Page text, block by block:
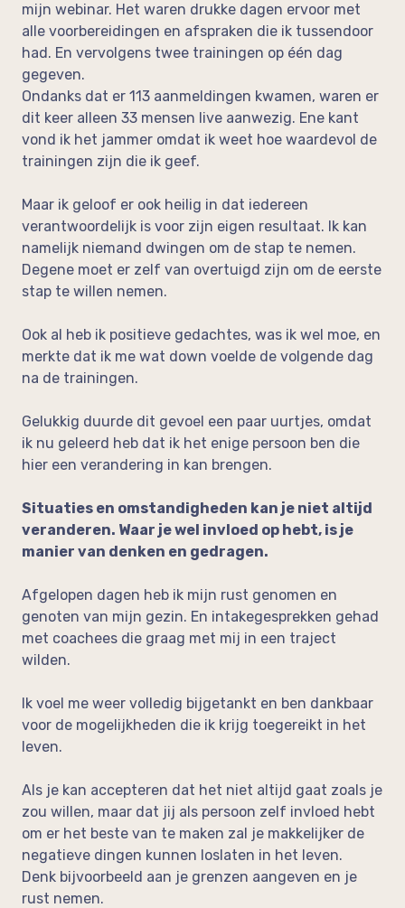
mijn webinar. Het waren drukke dagen ervoor met
alle voorbereidingen en afspraken die ik tussendoor
had. En vervolgens twee trainingen op één dag
gegeven.
Ondanks dat er 113 aanmeldingen kwamen, waren er
dit keer alleen 33 mensen live aanwezig. Ene kant
vond ik het jammer omdat ik weet hoe waardevol de
trainingen zijn die ik geef.
Maar ik geloof er ook heilig in dat iedereen
verantwoordelijk is voor zijn eigen resultaat. Ik kan
namelijk niemand dwingen om de stap te nemen.
Degene moet er zelf van overtuigd zijn om de eerste
stap te willen nemen.
Ook al heb ik positieve gedachtes, was ik wel moe, en
merkte dat ik me wat down voelde de volgende dag
na de trainingen.
Gelukkig duurde dit gevoel een paar uurtjes, omdat
ik nu geleerd heb dat ik het enige persoon ben die
hier een verandering in kan brengen.
Situaties en omstandigheden kan je niet altijd
veranderen. Waar je wel invloed op hebt, is je
manier van denken en gedragen.
Afgelopen dagen heb ik mijn rust genomen en
genoten van mijn gezin. En intakegesprekken gehad
met coachees die graag met mij in een traject
wilden.
Ik voel me weer volledig bijgetankt en ben dankbaar
voor de mogelijkheden die ik krijg toegereikt in het
leven.
Als je kan accepteren dat het niet altijd gaat zoals je
zou willen, maar dat jij als persoon zelf invloed hebt
om er het beste van te maken zal je makkelijker de
negatieve dingen kunnen loslaten in het leven.
Denk bijvoorbeeld aan je grenzen aangeven en je
rust nemen.